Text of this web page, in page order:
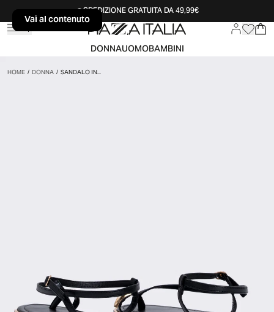
Vai al contenutoSPEDIZIONE GRATUITA DA 49,99€
DONNAUOMOBAMBINI
HOME/DONNA/SANDALO IN...
Vai al contenuto